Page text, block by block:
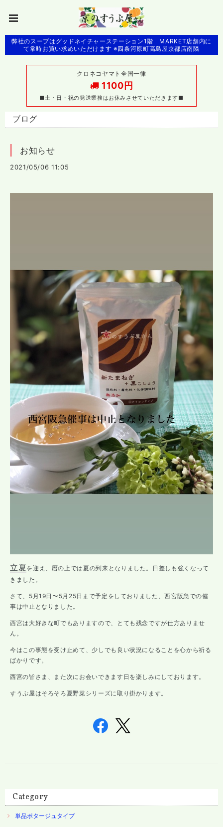
弊社のスープはグッドネイチャーステーション1階 MARKET店舗内に
て常時お買い求めいただけます ※四条河原町高島屋京都店南隣
クロネコヤマト全国一律
1100円
■土・日・祝の発送業務はお休みさせていただきます■
ブログ
お知らせ
2021/05/06 11:05
立夏を迎え、暦の上では夏の到来となりました。日差しも強くなって
きました。
さて、5月19日〜5月25日まで予定をしておりました、西宮阪急での催
事は中止となりました。
西宮は大好きな町でもありますので、とても残念ですが仕方ありませ
ん。
今はこの事態を受け止めて、少しでも良い状況になることを心から祈る
ばかりです。
西宮の皆さま、また次にお会いできます日を楽しみにしております。
すうぷ屋はそろそろ夏野菜シリーズに取り掛かります。
Category
単品ポタージュタイプ